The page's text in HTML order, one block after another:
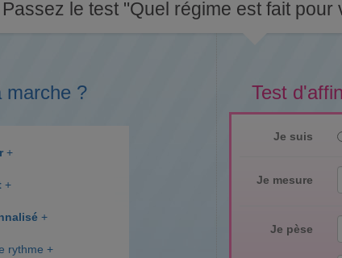
le test "Quel régime est fait pour
Test
Je suis
Je mesure
Je pèse
marche ?
+
+
+
rythme +